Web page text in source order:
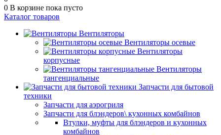
0 В корзине пока пусто
Каталог товаров
Вентиляторы
Вентиляторы осевые
Вентиляторы
корпусные
Вентиляторы
тангенциальные
Запчасти для бытовой
техники
Запчасти для аэрогриля
Запчасти для блэндеров\ кухонных комбайнов
Втулки, муфты для блэндеров и кухонных
комбайнов